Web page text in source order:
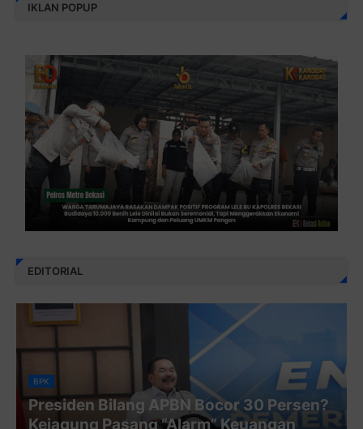
IKLAN POPUP
EDITORIAL
BPK
Presiden Bilang APBN Bocor 30 Persen?
Kejagung Pasang “Alarm” Keuangan